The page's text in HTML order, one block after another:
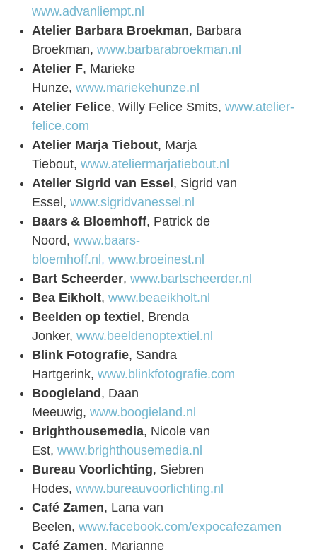
www.advanliempt.nl
Atelier Barbara Broekman, Barbara
Broekman, www.barbarabroekman.nl
Atelier F, Marieke
Hunze, www.mariekehunze.nl
Atelier Felice, Willy Felice Smits, www.atelier-
felice.com
Atelier Marja Tiebout, Marja
Tiebout, www.ateliermarjatiebout.nl
Atelier Sigrid van Essel, Sigrid van
Essel, www.sigridvanessel.nl
Baars & Bloemhoff, Patrick de
Noord, www.baars-
bloemhoff.nl, www.broeinest.nl
Bart Scheerder, www.bartscheerder.nl
Bea Eikholt, www.beaeikholt.nl
Beelden op textiel, Brenda
Jonker, www.beeldenoptextiel.nl
Blink Fotografie, Sandra
Hartgerink, www.blinkfotografie.com
Boogieland, Daan
Meeuwig, www.boogieland.nl
Brighthousemedia, Nicole van
Est, www.brighthousemedia.nl
Bureau Voorlichting, Siebren
Hodes, www.bureauvoorlichting.nl
Café Zamen, Lana van
Beelen, www.facebook.com/expocafezamen
Café Zamen, Marianne